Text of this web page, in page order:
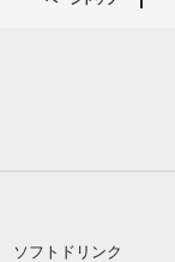
ソフトドリンク